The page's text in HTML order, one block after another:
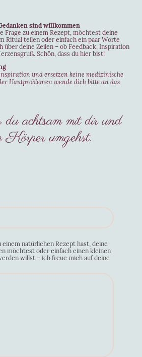
sind willkommen
Frage zu einem Rezept, möchtest deine
Ritual teilen oder einfach ein paar Worte
über deine Zeilen – ob Feedback, Inspiration
Schön, dass du hier bist!
und ersetzen keine medizinische
Hautproblemen wende dich bitte an das
achtsam mit dir und
Körper umgehst.
einem natürlichen Rezept hast, deine
möchtest oder einfach einen kleinen
willst – ich freue mich auf deine